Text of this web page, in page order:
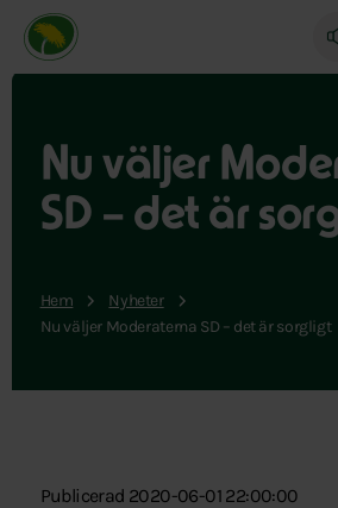
Miljöpartiet de gröna, startsida
Nu väljer
SD – det är
Hem
Nyheter
Nu väljer Moderaterna SD – det är sorgligt
Publicerad 2020-06-01 22:00:00